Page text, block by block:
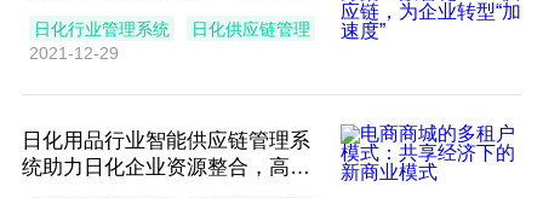
日化行业管理系统
日化供应链管理
2021-12-29
日化用品行业智能供应链管理系
统助力日化企业资源整合，高效